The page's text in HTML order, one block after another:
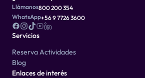
Llámanos800 200 354
WhatsApp+56 9 7726 3600
Servicios
Reserva Actividades
Blog
Enlaces de interés